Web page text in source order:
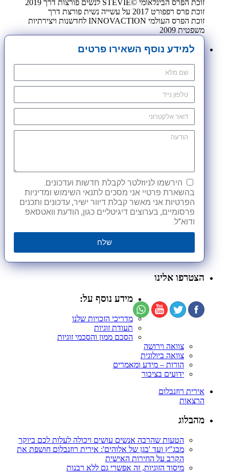
זוכת הפרס הבינלאומי ©STEVIE לנשים פורצות דרך 2019
זוכת פרס רפפורט 2017 על עשייה נשית פורצת דרך
זוכת הפרס העולמי INNOVACTION לחדשנות ויצירתיות
משפטית 2009
למידע נוסף השאירו פרטים
הירשמו לניוזלטר לקבלת חדשות ועדכונים.
בהשארת פרטיי אני מסכים לתנאי השימוש ומדיניות
הפרטיות אני מאשר קבלת דיוור ישיר, עדכונים ותכנים
פרסומיים, בערוצים דיגיטליים כגון, הודעת וואטסאפ
ודוא"ל.
שלח
הצטרפו אלינו
מידע נוסף על:
מדריכי הזכויות שלנו
תעודת זוגיות
הסכם ממון והסכמי זוגיות
צוואה וירושה
צוואה ביולוגית
הורות – מידע ומאמרים
ידועים בציבור
אירית רוזנבלום
הרצאות
מהבלוג
הטעות שהרבה אנשים עושים ויכולה לעלות לכם ביוקר
מבג"ץ ועד 'בגן של אלוהים': אירית רוזנבלום חושפת את
הקרב על החירות האישית
מיסוד הזוגיות, זה אפשרי גם ללא רבנות